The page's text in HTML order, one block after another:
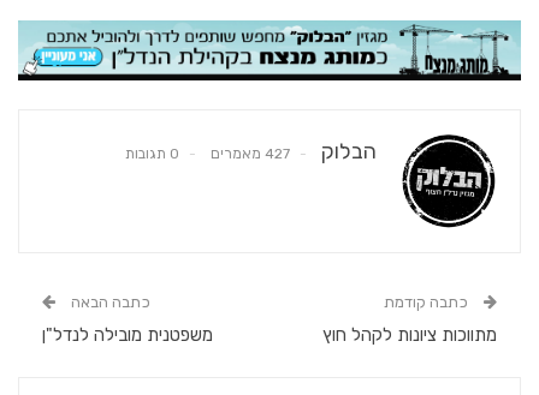
הבלוק 427 מאמרים 0 תגובות
כתבה קודמת
מתווכות ציונות לקהל חוץ
כתבה הבאה
משפטנית מובילה לנדל"ן